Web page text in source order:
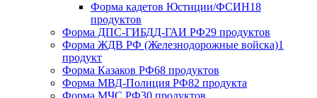
Форма кадетов Юстиции/ФСИН18
продуктов
Форма ДПС-ГИБДД-ГАИ РФ29 продуктов
Форма ЖДВ РФ (Железнодорожные войска)1
продукт
Форма Казаков РФ68 продуктов
Форма МВД-Полиция РФ82 продукта
Форма МЧС РФ30 продуктов